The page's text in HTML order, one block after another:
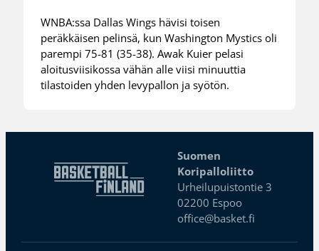
WNBA:ssa Dallas Wings hävisi toisen
peräkkäisen pelinsä, kun Washington Mystics oli
parempi 75-81 (35-38). Awak Kuier pelasi
aloitusviisikossa vähän alle viisi minuuttia
tilastoiden yhden levypallon ja syötön.
Suomen
Koripalloliitto
Urheilupuistontie 3
02200 Espoo
office@basket.fi